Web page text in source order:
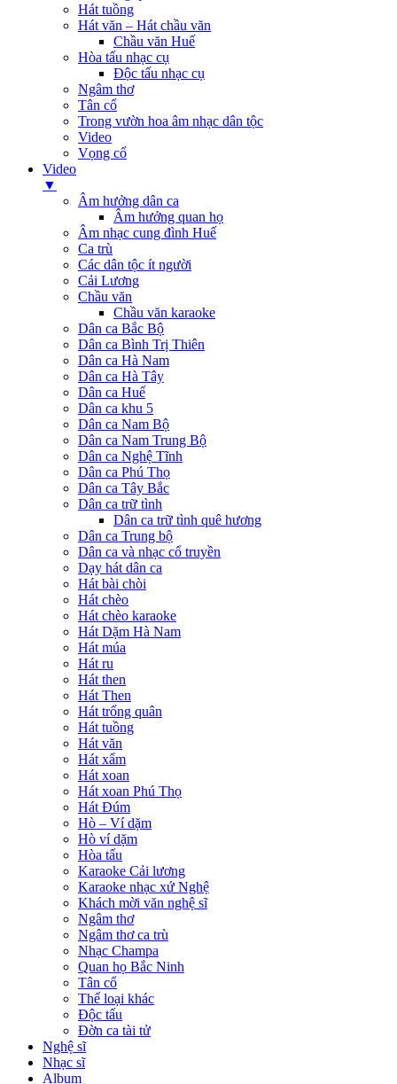
Hát tuồng
Hát văn – Hát chầu văn
Chầu văn Huế
Hòa tấu nhạc cụ
Độc tấu nhạc cụ
Ngâm thơ
Tân cổ
Trong vườn hoa âm nhạc dân tộc
Video
Vọng cổ
Video
▼
Âm hưởng dân ca
Âm hưởng quan họ
Âm nhạc cung đình Huế
Ca trù
Các dân tộc ít người
Cải Lương
Chầu văn
Chầu văn karaoke
Dân ca Bắc Bộ
Dân ca Bình Trị Thiên
Dân ca Hà Nam
Dân ca Hà Tây
Dân ca Huế
Dân ca khu 5
Dân ca Nam Bộ
Dân ca Nam Trung Bộ
Dân ca Nghệ Tĩnh
Dân ca Phú Thọ
Dân ca Tây Bắc
Dân ca trữ tình
Dân ca trữ tình quê hương
Dân ca Trung bộ
Dân ca và nhạc cổ truyền
Dạy hát dân ca
Hát bài chòi
Hát chèo
Hát chèo karaoke
Hát Dặm Hà Nam
Hát múa
Hát ru
Hát then
Hát Then
Hát trống quân
Hát tuồng
Hát văn
Hát xẩm
Hát xoan
Hát xoan Phú Thọ
Hát Đúm
Hò – Ví dặm
Hò ví dặm
Hòa tấu
Karaoke Cải lương
Karaoke nhạc xứ Nghệ
Khách mời văn nghệ sĩ
Ngâm thơ
Ngâm thơ ca trù
Nhạc Champa
Quan họ Bắc Ninh
Tân cổ
Thể loại khác
Độc tấu
Đờn ca tài tử
Nghệ sĩ
Nhạc sĩ
Album